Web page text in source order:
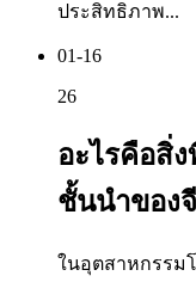
ประสิทธิภาพ...
01-16
26
อะไรคือสิ่
ชั้นนำของ
ในอุตสาหกรรม